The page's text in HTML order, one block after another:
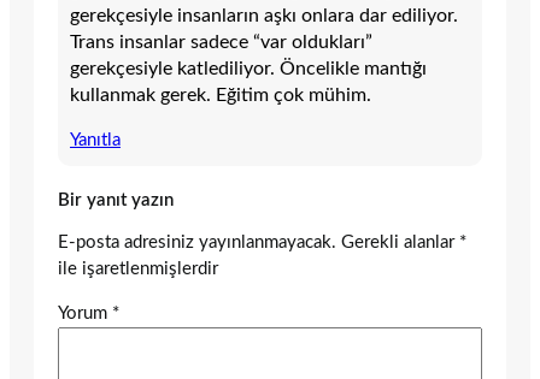
gerekçesiyle insanların aşkı onlara dar ediliyor.
Trans insanlar sadece “var oldukları”
gerekçesiyle katlediliyor. Öncelikle mantığı
kullanmak gerek. Eğitim çok mühim.
Yanıtla
Bir yanıt yazın
E-posta adresiniz yayınlanmayacak. Gerekli alanlar *
ile işaretlenmişlerdir
Yorum *